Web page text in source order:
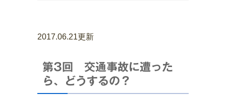
2017.06.21更新
第3回 交通事故に遭った
ら、どうするの？